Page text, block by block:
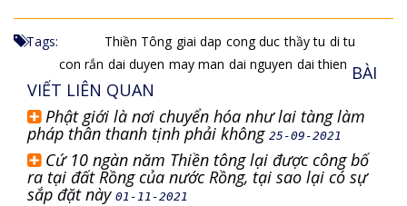
Tags: Thiền Tông giai dap cong duc thầy tu di tu
con rắn dai duyen may man dai nguyen dai thien BÀI
VIẾT LIÊN QUAN
Phật giới là nơi chuyển hóa như lai tàng làm
pháp thân thanh tịnh phải không 25-09-2021
Cứ 10 ngàn năm Thiền tông lại được công bố
ra tại đất Rồng của nước Rồng, tại sao lại có sự
sắp đặt này 01-11-2021